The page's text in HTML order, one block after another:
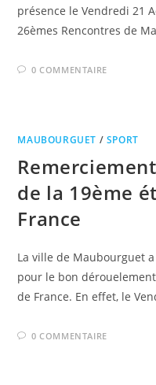
présence le Vendredi 21
26èmes Rencontres de
0 COMMENTAIRE
MAUBOURGUET / SPORT
de la 19ème
France
La ville de Maubourguet
pour le bon
de France. En effet, le
0 COMMENTAIRE